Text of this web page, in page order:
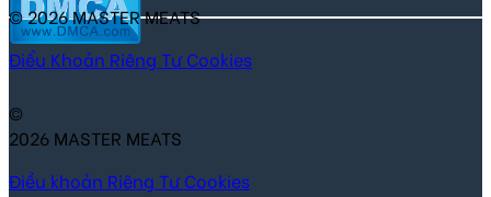
© 2026 MASTER MEATS
Điểu Khoản Riêng Tư Cookies
©
2026 MASTER MEATS
Điều khoản Riêng Tư Cookies